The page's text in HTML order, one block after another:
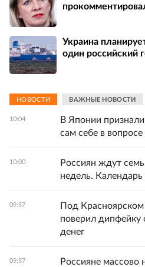
Украина
один российский
НОВОСТИ ВАЖНЫЕ НОВОСТИ
10:04
В Японии
сам себе в
10:00
Россиян ждут
недель. Календарь
09:57
Под
поверил дипфейку
денег
09:57
Россияне массово